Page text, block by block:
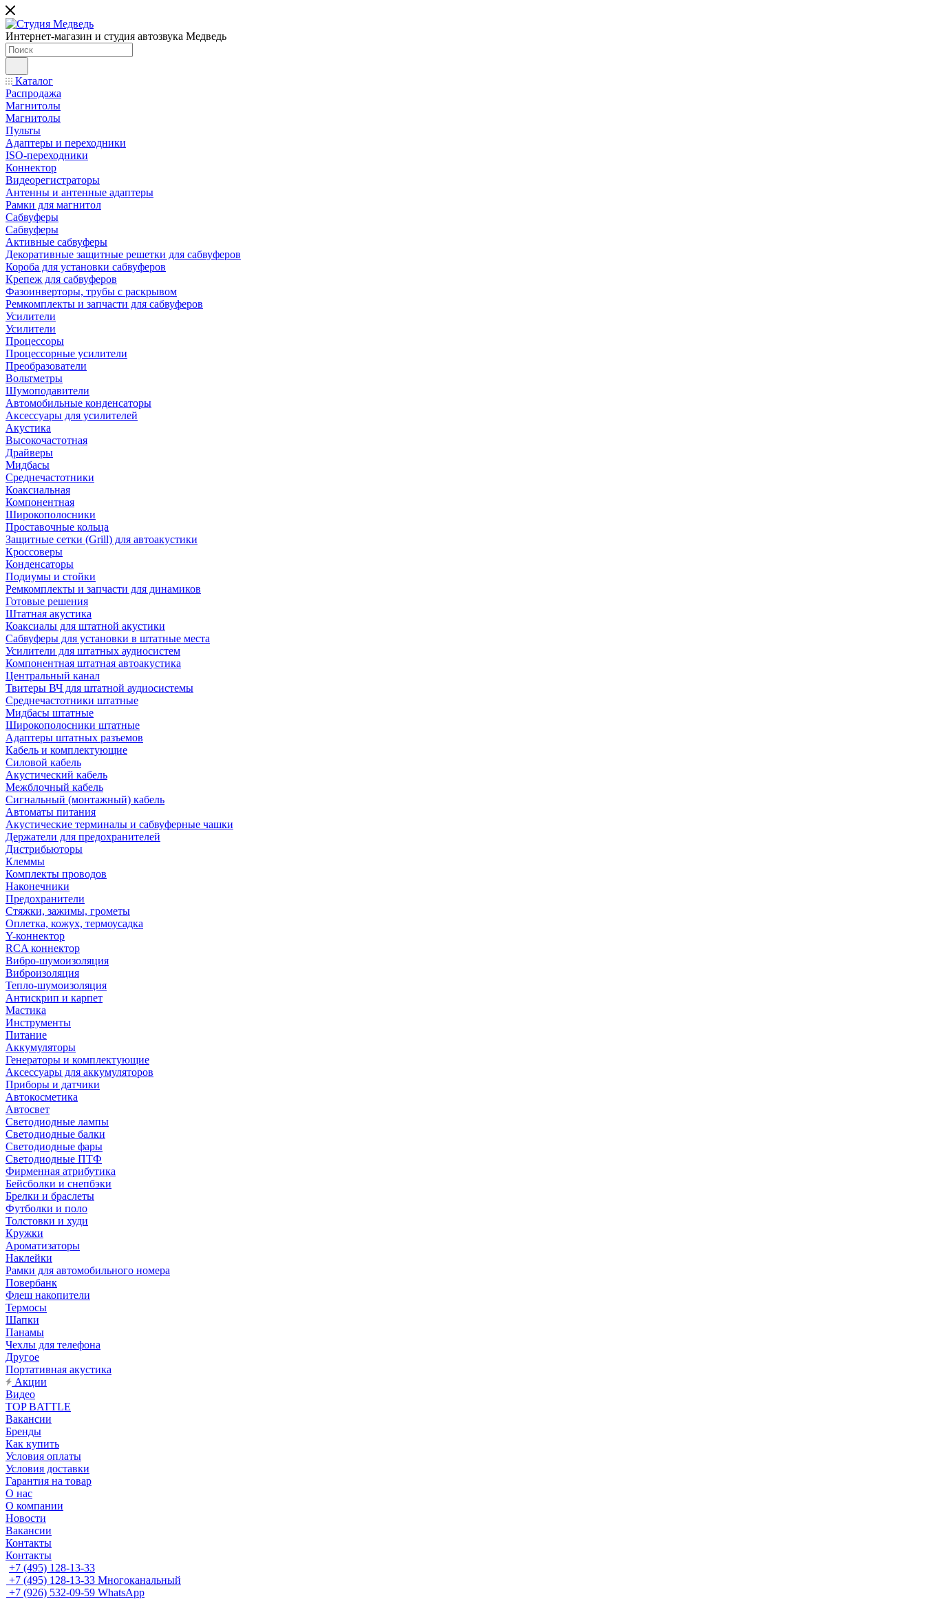
Интернет-магазин и студия автозвука Медведь
Каталог
Распродажа
Магнитолы
Магнитолы
Пульты
Адаптеры и переходники
ISO-переходники
Коннектор
Видеорегистраторы
Антенны и антенные адаптеры
Рамки для магнитол
Сабвуферы
Сабвуферы
Активные сабвуферы
Декоративные защитные решетки для сабвуферов
Короба для установки сабвуферов
Крепеж для сабвуферов
Фазоинверторы, трубы с раскрывом
Ремкомплекты и запчасти для сабвуферов
Усилители
Усилители
Процессоры
Процессорные усилители
Преобразователи
Вольтметры
Шумоподавители
Автомобильные конденсаторы
Аксессуары для усилителей
Акустика
Высокочастотная
Драйверы
Мидбасы
Среднечастотники
Коаксиальная
Компонентная
Широкополосники
Проставочные кольца
Защитные сетки (Grill) для автоакустики
Кроссоверы
Конденсаторы
Подиумы и стойки
Ремкомплекты и запчасти для динамиков
Готовые решения
Штатная акустика
Коаксиалы для штатной акустики
Сабвуферы для установки в штатные места
Усилители для штатных аудиосистем
Компонентная штатная автоакустика
Центральный канал
Твитеры ВЧ для штатной аудиосистемы
Среднечастотники штатные
Мидбасы штатные
Широкополосники штатные
Адаптеры штатных разъемов
Кабель и комплектующие
Силовой кабель
Акустический кабель
Межблочный кабель
Сигнальный (монтажный) кабель
Автоматы питания
Акустические терминалы и сабвуферные чашки
Держатели для предохранителей
Дистрибьюторы
Клеммы
Комплекты проводов
Наконечники
Предохранители
Стяжки, зажимы, грометы
Оплетка, кожух, термоусадка
Y-коннектор
RCA коннектор
Вибро-шумоизоляция
Виброизоляция
Тепло-шумоизоляция
Антискрип и карпет
Мастика
Инструменты
Питание
Аккумуляторы
Генераторы и комплектующие
Аксессуары для аккумуляторов
Приборы и датчики
Автокосметика
Автосвет
Светодиодные лампы
Светодиодные балки
Светодиодные фары
Светодиодные ПТФ
Фирменная атрибутика
Бейсболки и снепбэки
Брелки и браслеты
Футболки и поло
Толстовки и худи
Кружки
Ароматизаторы
Наклейки
Рамки для автомобильного номера
Повербанк
Флеш накопители
Термосы
Шапки
Панамы
Чехлы для телефона
Другое
Портативная акустика
Акции
Видео
TOP BATTLE
Вакансии
Бренды
Как купить
Условия оплаты
Условия доставки
Гарантия на товар
О нас
О компании
Новости
Вакансии
Контакты
Контакты
+7 (495) 128-13-33
+7 (495) 128-13-33 Многоканальный
+7 (926) 532-09-59 WhatsApp